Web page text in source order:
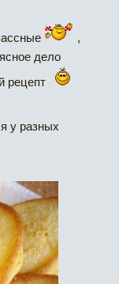
,
дело
рецепт
у разных